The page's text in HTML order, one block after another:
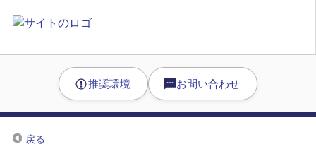
推奨環境 お問い合わせ
戻る